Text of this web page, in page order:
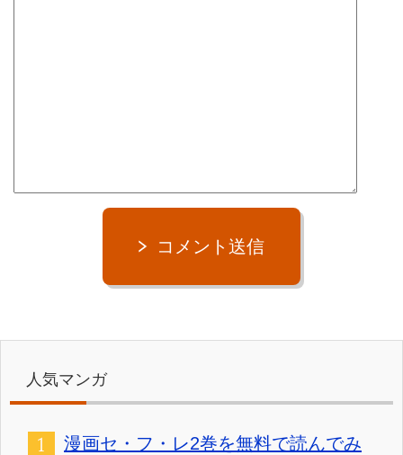
コメント送信
人気マンガ
漫画セ・フ・レ2巻を無料で読んでみ